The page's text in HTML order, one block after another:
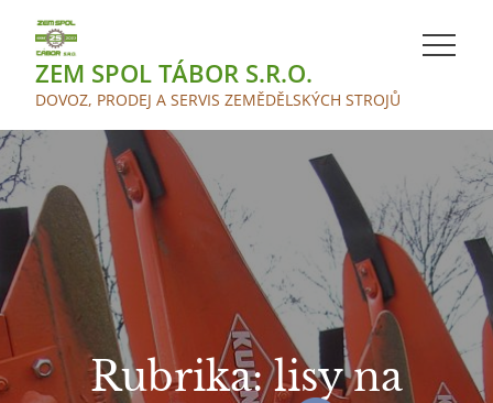
contentZEM SPOL TÁBOR S.R.O.
DOVOZ, PRODEJ A SERVIS ZEMĚDĚLSKÝCH STROJŮ
Rubrika:lisy na